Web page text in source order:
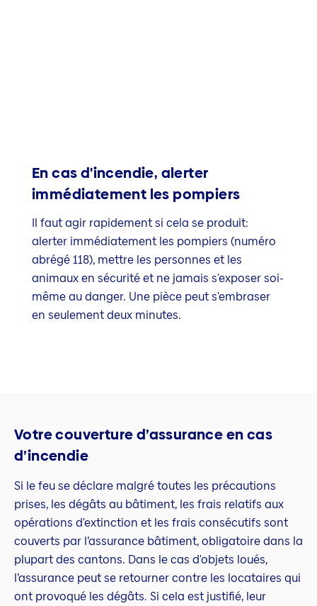
En cas d'incendie, alerter
immédiatement les pompiers
Il faut agir rapidement si cela se produit:
alerter immédiatement les pompiers (numéro
abrégé 118), mettre les personnes et les
animaux en sécurité et ne jamais s'exposer soi-
même au danger. Une pièce peut s'embraser
en seulement deux minutes.
Votre couverture d’assurance en cas
d’incendie
Si le feu se déclare malgré toutes les précautions
prises, les dégâts au bâtiment, les frais relatifs aux
opérations d'extinction et les frais consécutifs sont
couverts par l’assurance bâtiment, obligatoire dans la
plupart des cantons. Dans le cas d'objets loués,
l’assurance peut se retourner contre les locataires qui
ont provoqué les dégâts. Si cela est justifié, leur